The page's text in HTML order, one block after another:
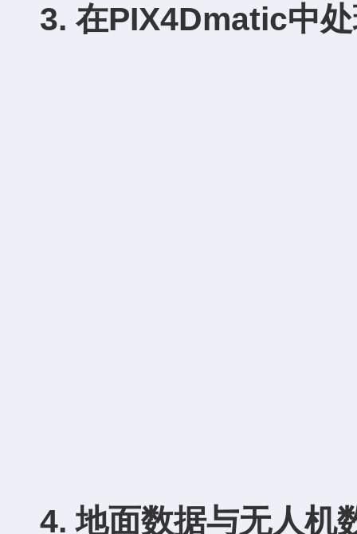
3. 在PIX4Dmatic中
4. 地面数据与无人机